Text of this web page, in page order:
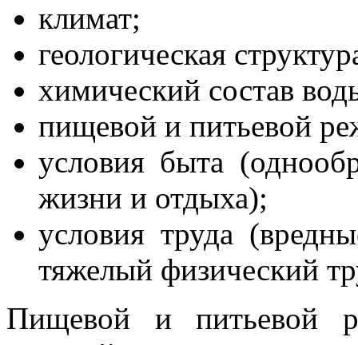
климат;
геологическая
химический состав
пищевой и питьевой
условия быта
жизни и отдыха);
условия труда
тяжелый физический
Пищевой и питьевой